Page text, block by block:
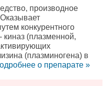
производное
конкурентного
(плазменной,
(плазминогена) в
о препарате »